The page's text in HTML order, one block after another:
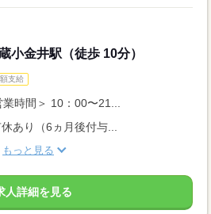
小金井駅（徒歩 10分）
支給
時間＞ 10：00〜21...
あり（6ヵ月後付与...
もっと見る
人詳細を見る